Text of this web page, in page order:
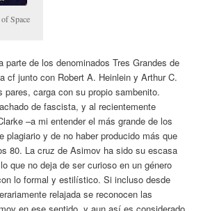
Space
parte de los denominados Tres Grandes de
cf junto con Robert A. Heinlein y Arthur C.
pares, carga con su propio sambenito.
de fascista, y al recientemente
–a mi entender el más grande de los
plagiario y de no haber producido más que
80. La cruz de Asimov ha sido su escasa
que no deja de ser curioso en un género
lo formal y estilístico. Si incluso desde
relajada se reconocen las